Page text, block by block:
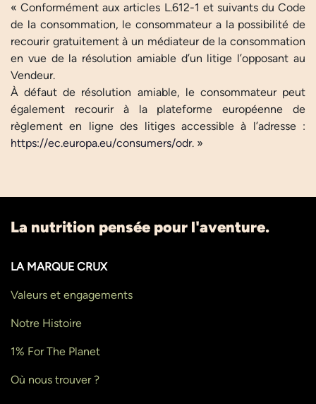
« Conformément aux articles L.612-1 et suivants du Code
de la consommation, le consommateur a la possibilité de
recourir gratuitement à un médiateur de la consommation
en vue de la résolution amiable d’un litige l’opposant au
Vendeur.
À défaut de résolution amiable, le consommateur peut
également recourir à la plateforme européenne de
règlement en ligne des litiges accessible à l’adresse :
https://ec.europa.eu/consumers/odr. »
La nutrition pensée pour l'aventure.
LA MARQUE CRUX
Valeurs et engagements
Notre Histoire
1% For The Planet
Où nous trouver ?